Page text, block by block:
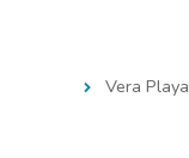
Vera Playa